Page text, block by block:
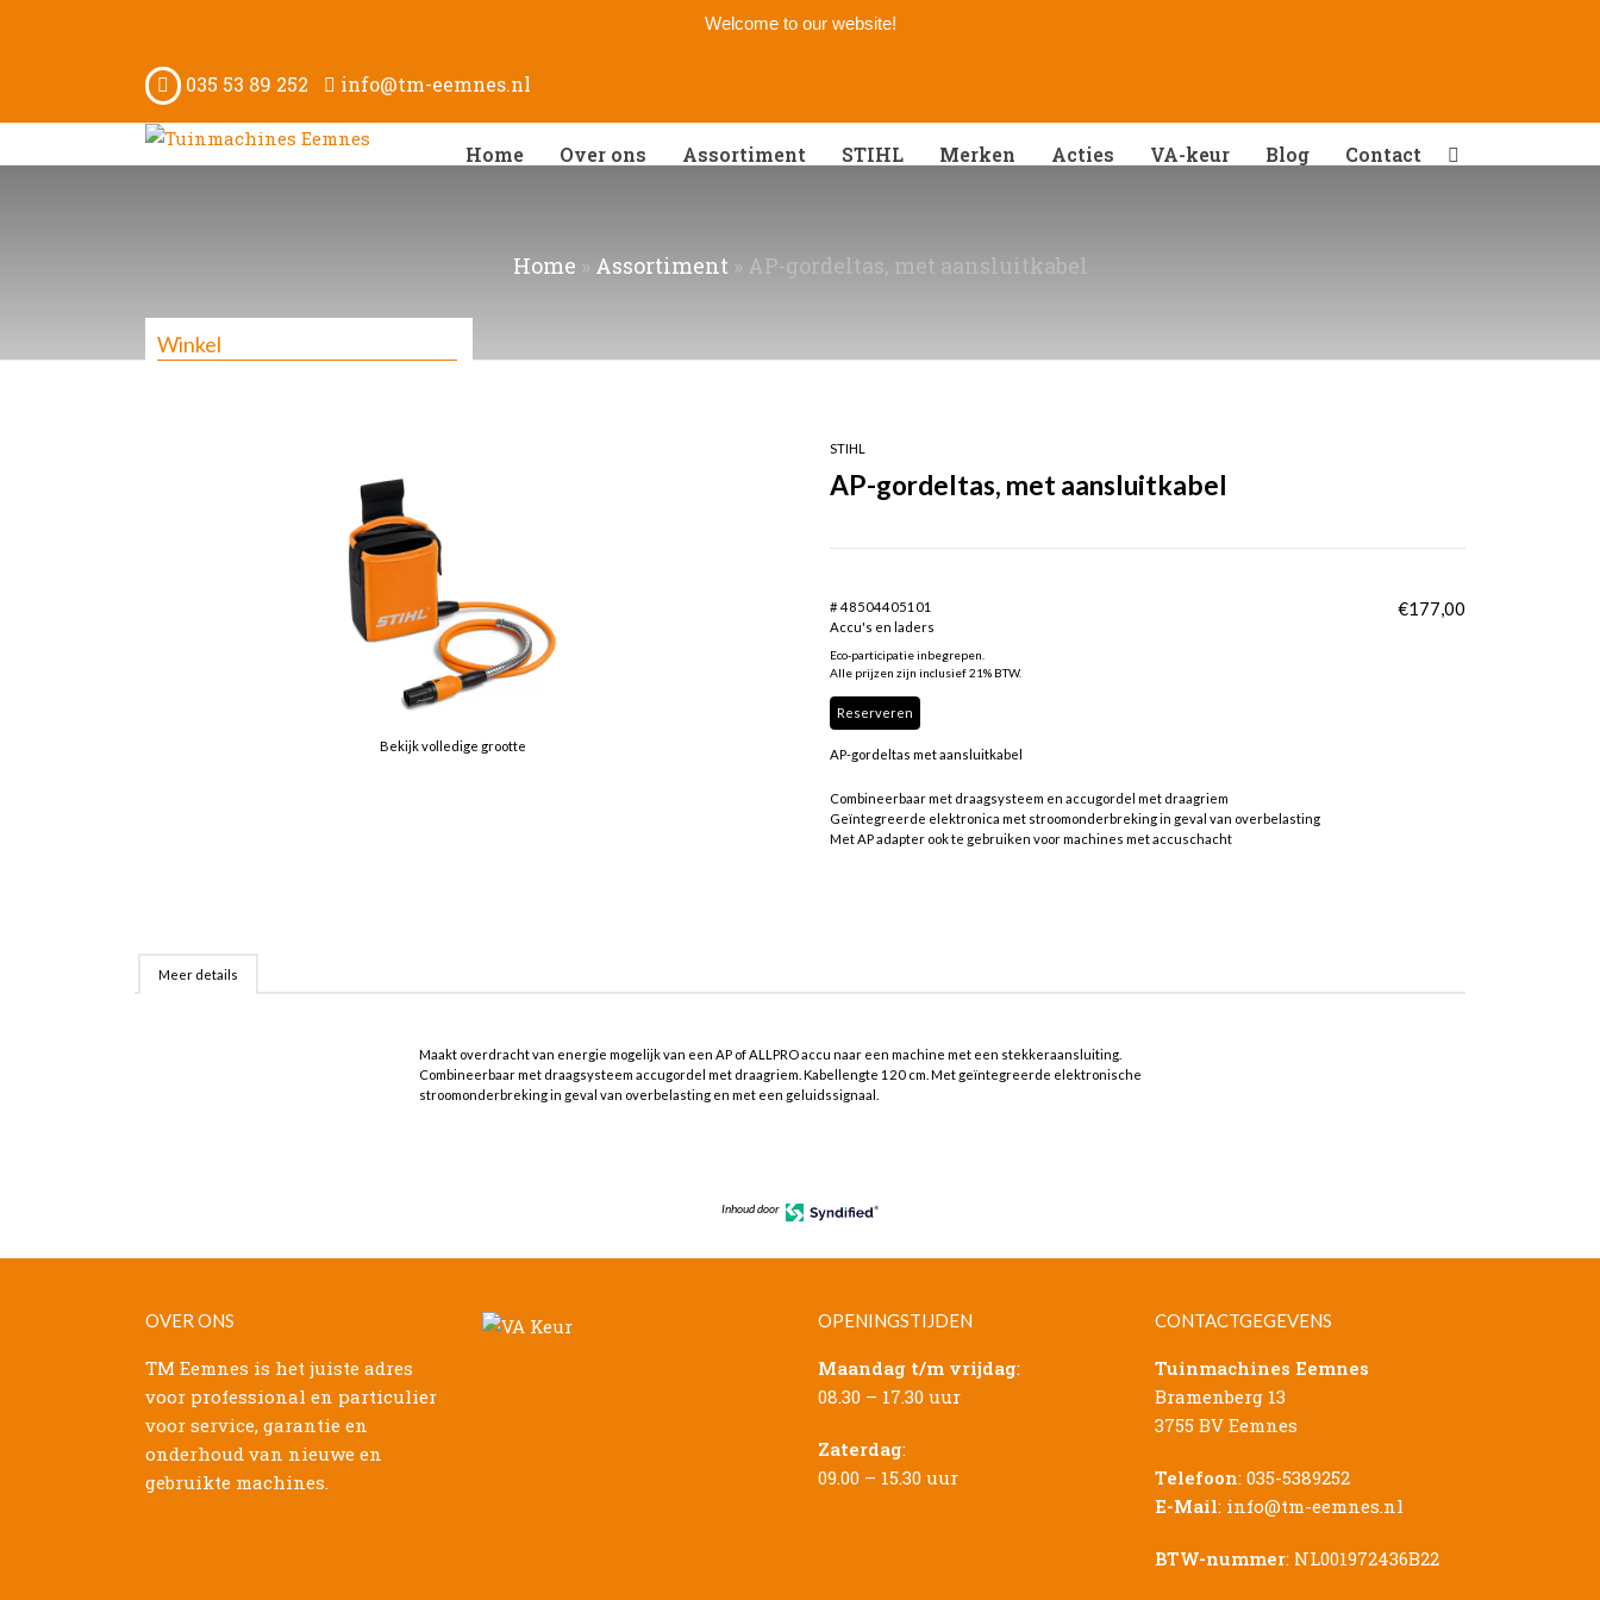
Welcome to our website!
035 53 89 252 info@tm-eemnes.nl
Home Over ons Assortiment STIHL Merken Acties VA-keur Blog Contact
Winkel
Home » Assortiment» AP-gordeltas, met aansluitkabel
Bekijk volledige grootte
STIHL
AP-gordeltas, met aansluitkabel
# 48504405101
Accu's en laders
€177,00
Eco-participatie inbegrepen.
Alle prijzen zijn inclusief 21% BTW.
Reserveren
AP-gordeltas met aansluitkabel
Combineerbaar met draagsysteem en accugordel met draagriem
Geïntegreerde elektronica met stroomonderbreking in geval van overbelasting
Met AP adapter ook te gebruiken voor machines met accuschacht
Meer details
Maakt overdracht van energie mogelijk van een AP of ALLPRO accu naar een machine met een stekkeraansluiting.
Combineerbaar met draagsysteem accugordel met draagriem. Kabellengte 120 cm. Met geïntegreerde elektronische
stroomonderbreking in geval van overbelasting en met een geluidssignaal.
Inhoud door
OVER ONS
TM Eemnes is het juiste adres
voor professional en particulier
voor service, garantie en
onderhoud van nieuwe en
gebruikte machines.
OPENINGSTIJDEN
Maandag t/m vrijdag:
08.30 – 17.30 uur
Zaterdag:
09.00 – 15.30 uur
CONTACTGEGEVENS
Tuinmachines Eemnes
Bramenberg 13
3755 BV Eemnes
Telefoon: 035-5389252
E-Mail: info@tm-eemnes.nl
BTW-nummer: NL001972436B22